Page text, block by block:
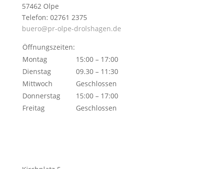
57462 Olpe
Telefon: 02761 2375
buero@pr-olpe-drolshagen.de
Öffnungszeiten:
Montag
15:00 – 17:00
Dienstag
09.30 – 11:30
Mittwoch
Geschlossen
Donnerstag
15:00 – 17:00
Freitag
Geschlossen